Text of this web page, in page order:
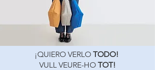
¡QUIERO VERLO TODO!
VULL VEURE-HO TOT!